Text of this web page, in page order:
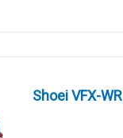
Shoei VFX-